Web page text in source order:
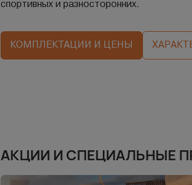
спортивных и разносторонних.
КОМПЛЕКТАЦИИ И ЦЕНЫ
АКЦИИ И СПЕЦИАЛЬНЫЕ